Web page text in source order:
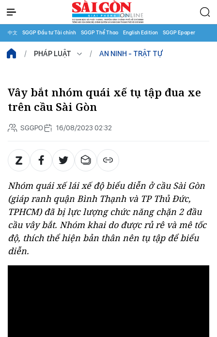
中文 SGGP Đầu tư Tài chính SGGP Thể Thao English Edition SGGP Epaper
PHÁP LUẬT AN NINH - TRẬT TỰ
Vây bắt nhóm quái xế tụ tập đua xe
trên cầu Sài Gòn
SGGPO 16/08/2023 02:32
Nhóm quái xế lái xế độ biểu diễn ở cầu Sài Gòn
(giáp ranh quận Bình Thạnh và TP Thủ Đức,
TPHCM) đã bị lực lượng chức năng chặn 2 đầu
cầu vây bắt. Nhóm khai do được rủ rê và mê tốc
độ, thích thể hiện bản thân nên tụ tập để biểu
diễn.